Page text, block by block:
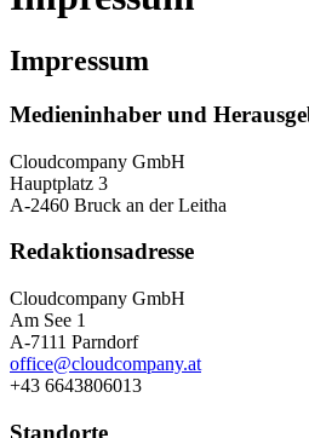
Impressum
Medieninhaber und
Cloudcompany GmbH
Hauptplatz 3
A-2460 Bruck an der Leitha
Redaktionsadresse
Cloudcompany GmbH
Am See 1
A-7111 Parndorf
office@cloudcompany.at
+43 6643806013
Standorte